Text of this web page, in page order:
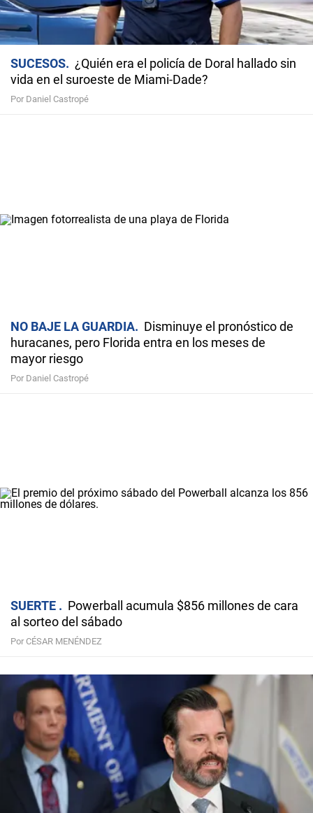
SUCESOS
¿Quién era el policía de Doral hallado sin
vida en el suroeste de Miami-Dade?
Por Daniel Castropé
NO BAJE LA GUARDIA
Disminuye el pronóstico de
huracanes, pero Florida entra en los meses de
mayor riesgo
Por Daniel Castropé
SUERTE
Powerball acumula $856 millones de cara
al sorteo del sábado
Por CÉSAR MENÉNDEZ